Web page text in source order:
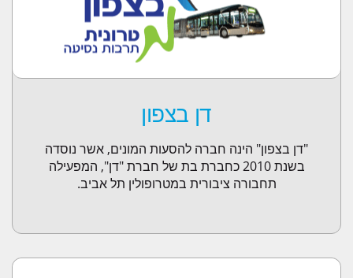
מודולי BI במידעטק
פריוריטי בענן
מערכת סריקת
יישום והטמעה
תמיכה – HELP DESK
תשתיות
פריוריטי בענן
דן בצפון
"דן בצפון" הינה חברה להסעות המונים, אשר נוסדה
בשנת 2010 כחברת בת של חברת "דן", המפעילה
תחבורה ציבורית במטרופולין תל אביב.